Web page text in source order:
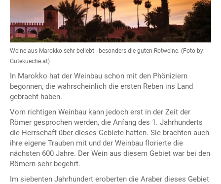
Weine aus Marokko sehr beliebt - besonders die guten Rotweine. (Foto by:
Gutekueche.at)
In Marokko hat der Weinbau schon mit den Phöniziern
begonnen, die wahrscheinlich die ersten Reben ins Land
gebracht haben.
Vom richtigen Weinbau kann jedoch erst in der Zeit der
Römer gesprochen werden, die Anfang des 1. Jahrhunderts
die Herrschaft über dieses Gebiete hatten. Sie brachten auch
ihre eigene Trauben mit und der Weinbau florierte die
nächsten 600 Jahre. Der Wein aus diesem Gebiet war bei den
Römern sehr begehrt.
Im siebenten Jahrhundert eroberten die Araber dieses Gebiet